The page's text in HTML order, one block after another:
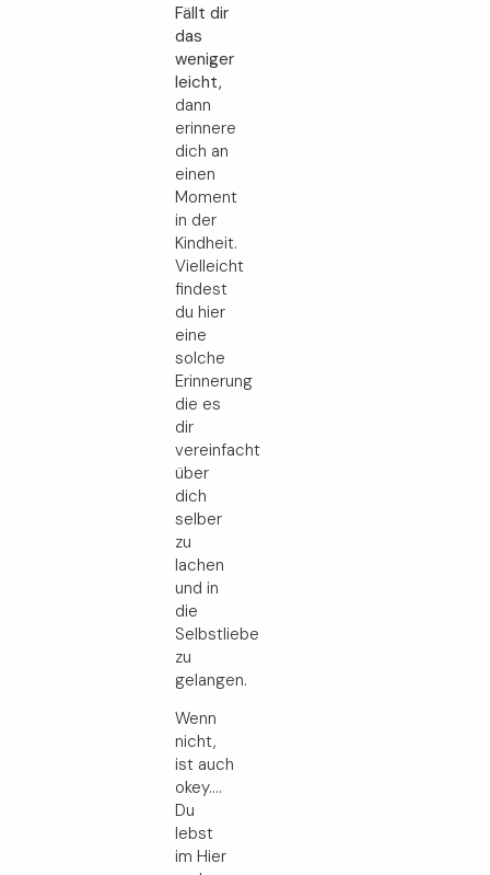
Fällt dir
das
weniger
leicht,
dann
erinnere
dich an
einen
Moment
in der
Kindheit.
Vielleicht
findest
du hier
eine
solche
Erinnerung
die es
dir
vereinfacht
über
dich
selber
zu
lachen
und in
die
Selbstliebe
zu
gelangen.
Wenn
nicht,
ist auch
okey….
Du
lebst
im Hier